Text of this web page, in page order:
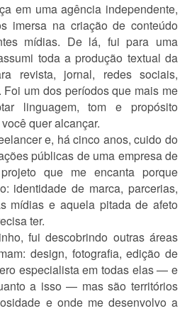
em uma agência independente,
imersa na criação de conteúdo
mídias. De lá, fui para uma
toda a produção textual da
revista, jornal, redes sociais,
Foi um dos períodos que mais me
linguagem, tom e propósito
quer alcançar.
e, há cinco anos, cuido do
públicas de uma empresa de
que me encanta porque
identidade de marca, parcerias,
mídias e aquela pitada de afeto
ter.
fui descobrindo outras áreas
design, fotografia, edição de
especialista em todas elas — e
a isso — mas são territórios
e onde me desenvolvo a